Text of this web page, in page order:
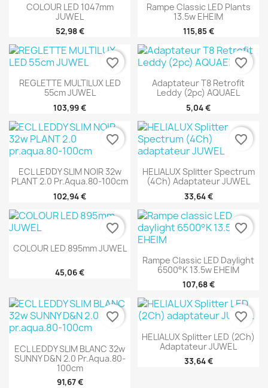
COLOUR LED 1047mm
JUWEL
52,98 €
Rampe Classic LED Plants
13.5w EHEIM
115,85 €
REGLETTE MULTILUX LED
55cm JUWEL
103,99 €
favorite_border
Adaptateur T8 Retrofit
Leddy (2pc) AQUAEL
5,04 €
favorite_border
ECL LEDDY SLIM NOIR 32w
PLANT 2.0 Pr.aqua.80-100cm
102,94 €
favorite_border
HELIALUX Splitter Spectrum
(4Ch) Adaptateur JUWEL
33,64 €
favorite_border
COLOUR LED 895mm JUWEL
45,06 €
favorite_border
Rampe Classic LED Daylight
6500°K 13.5w EHEIM
107,68 €
favorite_border
ECL LEDDY SLIM BLANC 32w
SUNNY D&N 2.0 Pr.aqua.80-
100cm
91,67 €
favorite_border
HELIALUX Splitter LED (2Ch)
Adaptateur JUWEL
33,64 €
favorite_border